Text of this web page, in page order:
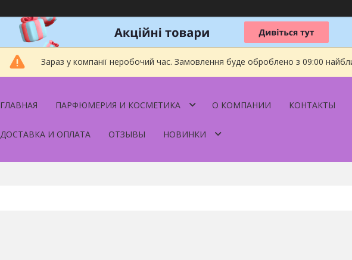
Зараз у компанії неробочий час. Замовлення буде оброблено з 09:00
ГЛАВНАЯ ПАРФЮМЕРИЯ И КОСМЕТИКА О КОМПАНИИ КОНТАКТЫ
ДОСТАВКА И ОПЛАТА ОТЗЫВЫ НОВИНКИ